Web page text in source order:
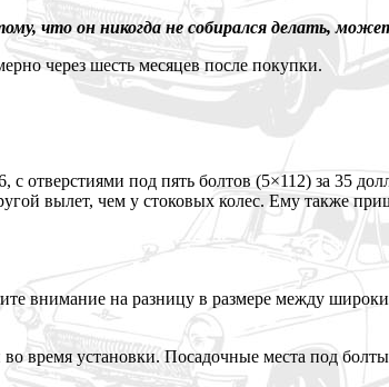
что он никогда не собирался делать,
через шесть месяцев после покупки.
отверстиями под пять болтов (5×112) за 35
вылет, чем у стоковых колес. Ему также
внимание на разницу в размере между
время установки. Посадочные места под